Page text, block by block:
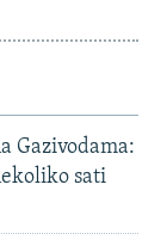
Gazivodama:
sati